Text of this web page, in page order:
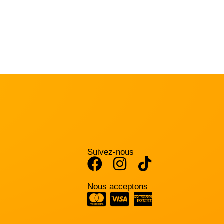
Suivez-nous
Nous acceptons